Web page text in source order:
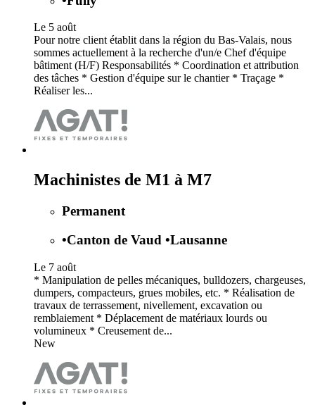
Le 5 août
Pour notre client établit dans la région du Bas-Valais, nous
sommes actuellement à la recherche d'un/e Chef d'équipe
bâtiment (H/F) Responsabilités * Coordination et attribution
des tâches * Gestion d'équipe sur le chantier * Traçage *
Réaliser les...
Machinistes de M1 à M7
Permanent
•Canton de Vaud •Lausanne
Le 7 août
* Manipulation de pelles mécaniques, bulldozers, chargeuses,
dumpers, compacteurs, grues mobiles, etc. * Réalisation de
travaux de terrassement, nivellement, excavation ou
remblaiement * Déplacement de matériaux lourds ou
volumineux * Creusement de...
New